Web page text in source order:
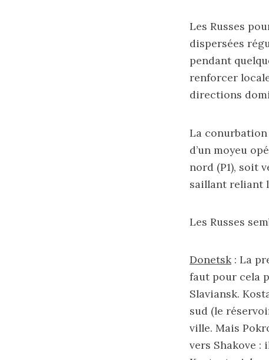
Les Russes
dispersées
pendant
renforcer
directions
La conurbation
d’un moyeu
nord (P1), soit
saillant reliant
Les Russes
Donetsk : La
faut pour cela
Slaviansk.
sud (le
ville. Mais
vers Shakove :